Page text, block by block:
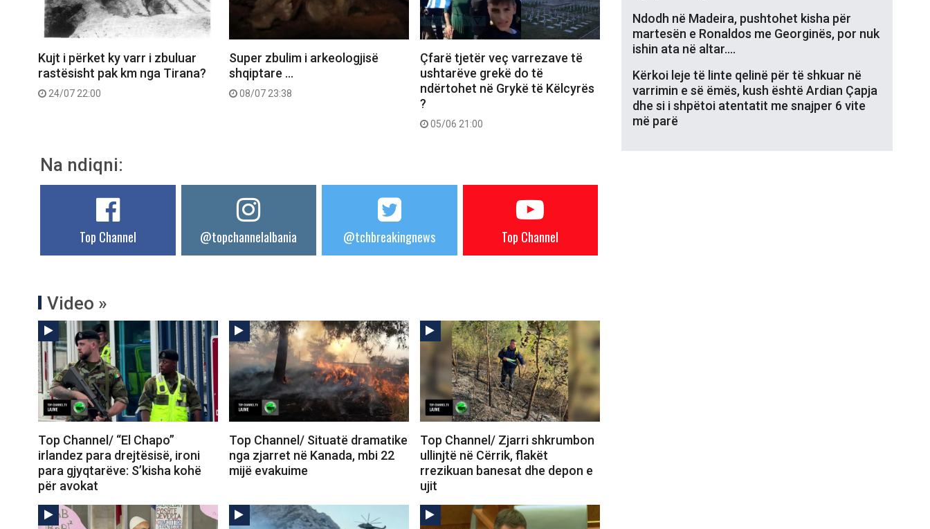
Kujt i përket ky varr i zbuluar
rastësisht pak km nga Tirana?
24/07 22:00
Super zbulim i arkeologjisë
shqiptare …
08/07 23:38
Çfarë tjetër veç varrezave të
ushtarëve grekë do të
ndërtohet në Grykë të Këlcyrës
?
05/06 21:00
Na ndiqni:
Top Channel @topchannelalbania @tchbreakingnews Top Channel
Video »
Top Channel/ “El Chapo”
irlandez para drejtësisë, ironi
para gjyqtarëve: S’kisha kohë
për avokat
Top Channel/ Situatë dramatike
nga zjarret në Kanada, mbi 22
mijë evakuime
Top Channel/ Zjarri shkrumbon
ullinjtë në Cërrik, flakët
rrezikuan banesat dhe depon e
ujit
Ndodh në Madeira, pushtohet kisha për
martesën e Ronaldos me Georginës, por nuk
ishin ata në altar….
Kërkoi leje të linte qelinë për të shkuar në
varrimin e së ëmës, kush është Ardian Çapja
dhe si i shpëtoi atentatit me snajper 6 vite
më parë